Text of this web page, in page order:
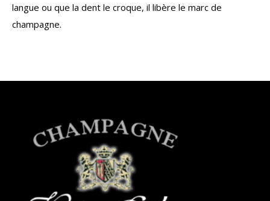
langue ou que la dent le croque, il libère le marc de
champagne.